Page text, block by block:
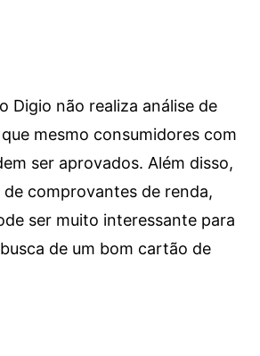
Digio não realiza análise de
mesmo consumidores com
ser aprovados. Além disso,
de comprovantes de renda,
ser muito interessante para
de um bom cartão de